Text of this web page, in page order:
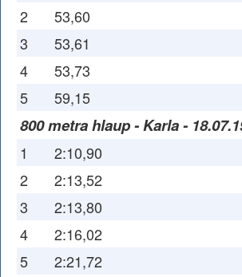
2
53,60
3
53,61
4
53,73
5
59,15
800 metra hlaup - Karla -
1
2:10,90
2
2:13,52
3
2:13,80
4
2:16,02
5
2:21,72